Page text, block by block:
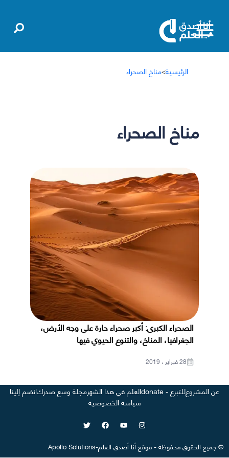
الرئيسية>مناخ الصحراء
مناخ الصحراء
الصحراء الكبرى: أكبر صحراء حارة على وجه الأرض،
الجغرافيا، المناخ، والتنوع الحيوي فيها
28 فبراير ، 2019
عن المشروعللتبرع - donate العلم في هذا الشهرمجلة وسع صدركانضم إلينا
سياسة الخصوصية
©جميع الحقوق محفوظة-موقعأنا أصدق العلم-
Apollo Solutions